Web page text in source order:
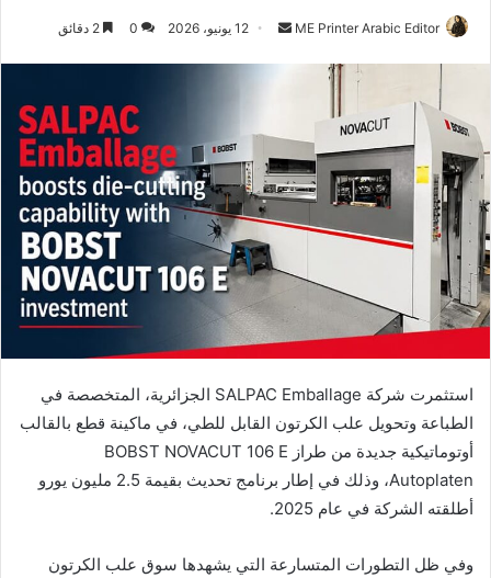
ME Printer Arabic Editor
أرسل 12 يونيو، 2026 0
استثمرت شركة SALPAC Emballage الجزائرية، المتخصصة في
الطباعة وتحويل علب الكرتون القابل للطي، في ماكينة قطع بالقالب
أوتوماتيكية جديدة من طراز BOBST NOVACUT 106 E
Autoplaten، وذلك في إطار برنامج تحديث بقيمة 2.5 مليون يورو
أطلقته الشركة في عام 2025.
وفي ظل التطورات المتسارعة التي يشهدها سوق علب الكرتون